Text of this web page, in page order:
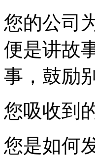
您的公司
便是讲故
事，鼓励
您吸收到
您是如何